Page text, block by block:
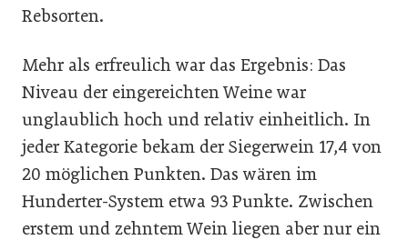
Rebsorten.
Mehr als erfreulich war das Ergebnis: Das
Niveau der eingereichten Weine war
unglaublich hoch und relativ einheitlich. In
jeder Kategorie bekam der Siegerwein 17,4 von
20 möglichen Punkten. Das wären im
Hunderter-System etwa 93 Punkte. Zwischen
erstem und zehntem Wein liegen aber nur ein